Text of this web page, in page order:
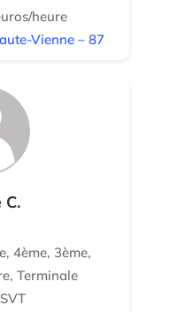
heure
Vienne – 87
C.
4ème, 3ème,
Terminale